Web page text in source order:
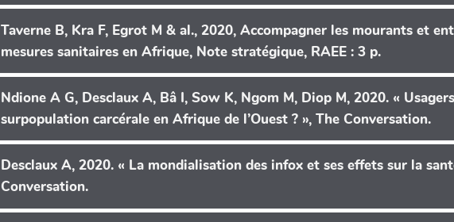
Taverne B, Kra F, Egrot M & al., 2020, Accompagner les mourants et
mesures sanitaires en Afrique, Note stratégique, RAEE : 3 p.
Ndione A G, Desclaux A, Bâ I, Sow K, Ngom M, Diop M, 2020. «
surpopulation carcérale en Afrique de l’Ouest ? », The Conversation.
Desclaux A, 2020. « La mondialisation des infox et ses effets sur la
Conversation.